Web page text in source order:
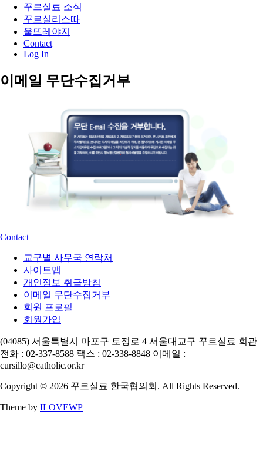
꾸르실료 소식
꾸르실리스따
울뜨레야지
Contact
Log In
이메일 무단수집거부
Contact
교구별 사무국 연락처
사이트맵
개인정보 취급방침
이메일 무단수집거부
회원 프로필
회원가입
(04085) 서울특별시 마포구 토정로 4 서울대교구 꾸르실료 회관
전화 : 02-337-8588 팩스 : 02-338-8848 이메일 :
cursillo@catholic.or.kr
Copyright © 2026 꾸르실료 한국협의회. All Rights Reserved.
Theme by ILOVEWP